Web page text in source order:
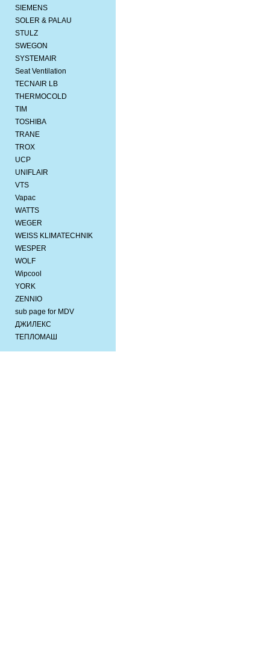
SIEMENS
SOLER & PALAU
STULZ
SWEGON
SYSTEMAIR
Seat Ventilation
TECNAIR LB
THERMOCOLD
TIM
TOSHIBA
TRANE
TROX
UCP
UNIFLAIR
VTS
Vapac
WATTS
WEGER
WEISS KLIMATECHNIK
WESPER
WOLF
Wipcool
YORK
ZENNIO
sub page for MDV
ДЖИЛЕКС
ТЕПЛОМАШ